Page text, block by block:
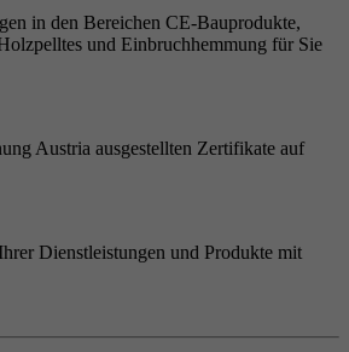
in den Bereichen CE-Bauprodukte,
und Einbruchhemmung für Sie
Austria ausgestellten Zertifikate auf
Dienstleistungen und Produkte mit